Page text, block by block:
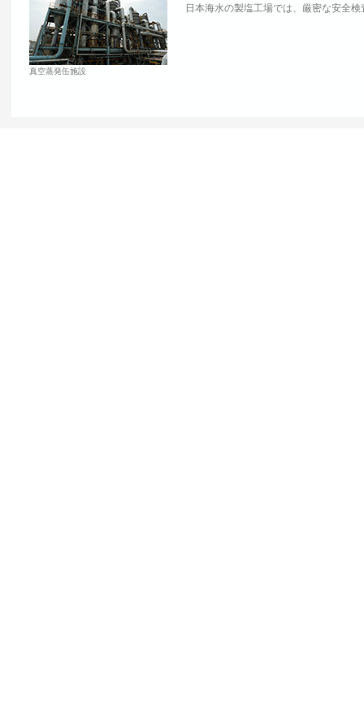
真空蒸発缶施設
日本海水の製塩工場では、厳密な安全